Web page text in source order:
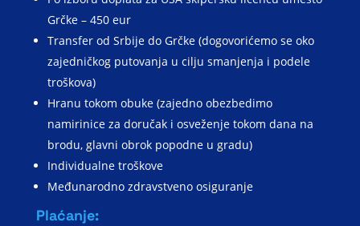
Grčke – 450 eur
Transfer od Srbije do Grčke (dogovorićemo se oko
zajedničkog putovanja u cilju smanjenja i podele
troškova)
Hranu tokom obuke (zajedno obezbedimo
namirinice za doručak i osveženje tokom dana na
brodu, glavni obrok popodne u gradu)
Individualne troškove
Međunarodno zdravstveno osiguranje
Plaćanje: